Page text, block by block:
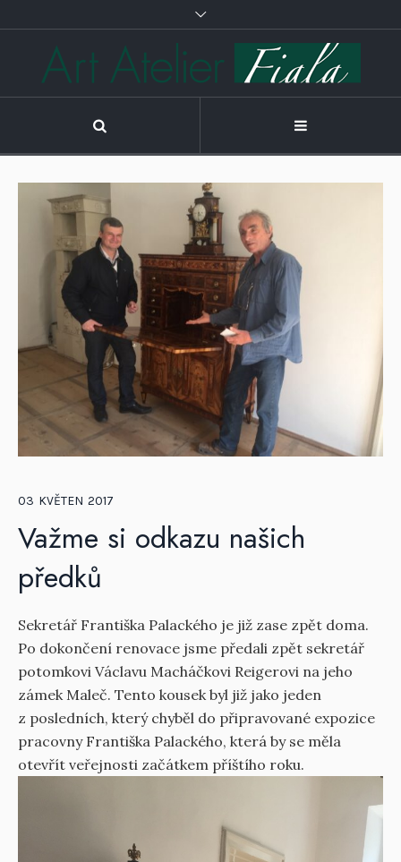
03 KVĚTEN 2017
Važme si odkazu našich
předků
Sekretář Františka Palackého je již zase zpět doma.
Po dokončení renovace jsme předali zpět sekretář
potomkovi Václavu Macháčkovi Reigerovi na jeho
zámek Maleč. Tento kousek byl již jako jeden
z posledních, který chyběl do připravované expozice
pracovny Františka Palackého, která by se měla
otevřít veřejnosti začátkem příštího roku.